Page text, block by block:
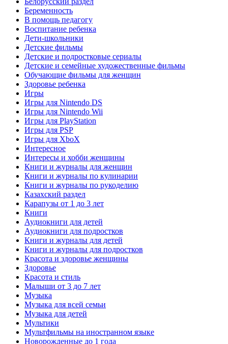
Беременность
В помощь педагогу
Воспитание ребенка
Дети-школьники
Детские фильмы
Детские и подростковые сериалы
Детские и семейные художественные фильмы
Обучающие фильмы для женщин
Здоровье ребенка
Игры
Игры для Nintendo DS
Игры для Nintendo Wii
Игры для PlayStation
Игры для PSP
Игры для XboX
Интересное
Интересы и хобби женщины
Книги и журналы для женщин
Книги и журналы по кулинарии
Книги и журналы по рукоделию
Казахский раздел
Карапузы от 1 до 3 лет
Книги
Аудиокниги для детей
Аудиокниги для подростков
Книги и журналы для детей
Книги и журналы для подростков
Красота и здоровье женщины
Здоровье
Красота и стиль
Малыши от 3 до 7 лет
Музыка
Музыка для всей семьи
Музыка для детей
Мультики
Мультфильмы на иностранном языке
Новорожденные до 1 года